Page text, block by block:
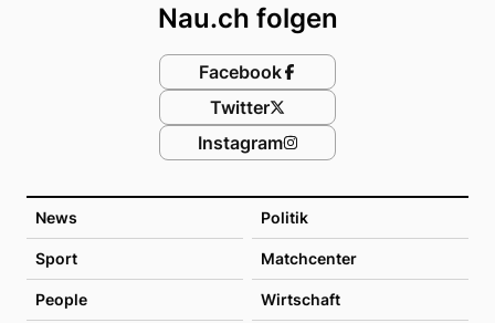
News Politik
Sport Matchcenter
People Wirtschaft
Nau.ch folgen
Facebook
Twitter
Instagram